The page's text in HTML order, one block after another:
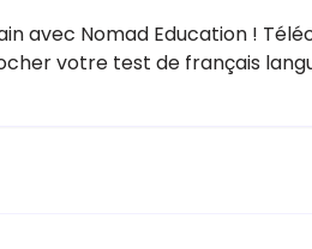
avec Nomad Education !
votre test de français